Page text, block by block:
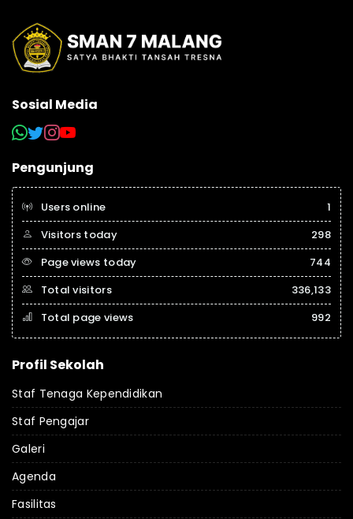
Sosial Media
Pengunjung
Users online
1
Visitors today
298
Page views today
744
Total visitors
336,133
Total page views
992
Profil Sekolah
Staf Tenaga Kependidikan
Staf Pengajar
Galeri
Agenda
Fasilitas